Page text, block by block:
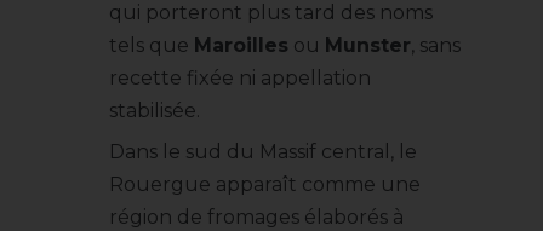
qui porteront plus tard des noms
tels que Maroilles ou Munster, sans
recette fixée ni appellation
stabilisée.
Dans le sud du Massif central, le
Rouergue apparaît comme une
région de fromages élaborés à